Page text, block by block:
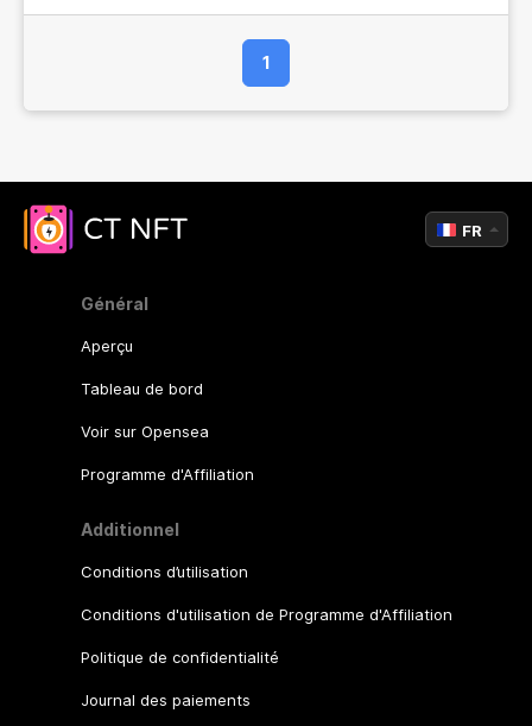
1
Général
Aperçu
Tableau de bord
Voir sur Opensea
Programme d'Affiliation
Additionnel
Conditions d’utilisation
Conditions d'utilisation de Programme d'Affiliation
Politique de confidentialité
Journal des paiements
FR